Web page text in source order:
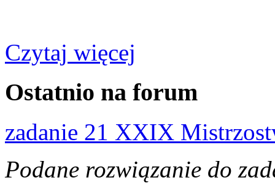
Czytaj więcej
Ostatnio na forum
zadanie 21 XXIX
Podane rozwiązanie do